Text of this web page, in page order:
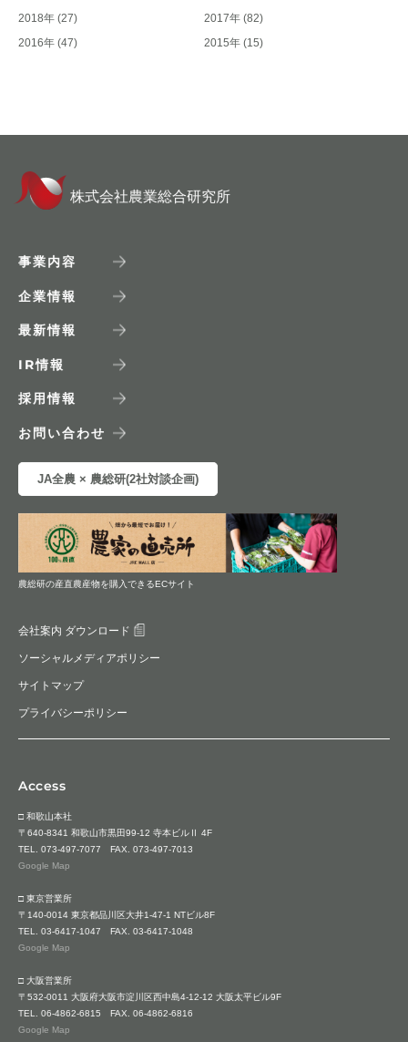
2018年 (27) 2017年 (82)
2016年 (47) 2015年 (15)
株式会社農業総合研究所
事業内容
企業情報
最新情報
IR情報
採用情報
お問い合わせ
JA全農 × 農総研(2社対談企画)
農総研の産直農産物を購入できるECサイト
会社案内 ダウンロード
ソーシャルメディアポリシー
サイトマップ
プライバシーポリシー
Access
□ 和歌山本社
〒640-8341 和歌山市黒田99-12 寺本ビルⅡ 4F
TEL. 073-497-7077 FAX. 073-497-7013
Google Map
□ 東京営業所
〒140-0014 東京都品川区大井1-47-1 NTビル8F
TEL. 03-6417-1047 FAX. 03-6417-1048
Google Map
□ 大阪営業所
〒532-0011 大阪府大阪市淀川区西中島4-12-12 大阪太平ビル9F
TEL. 06-4862-6815 FAX. 06-4862-6816
Google Map